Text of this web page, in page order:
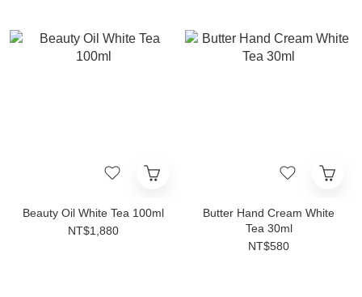
Beauty Oil White Tea 100ml
NT$1,880
Butter Hand Cream White
Tea 30ml
NT$580